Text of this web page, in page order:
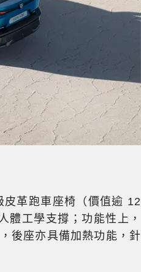
革跑車座椅（價值逾 12
體工學支撐；功能性上，
後座亦具備加熱功能，針